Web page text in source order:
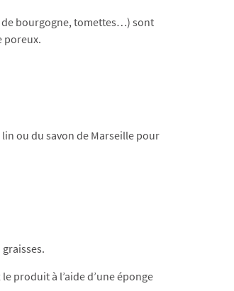
de bourgogne, tomettes…) sont
poreux.
ou du savon de Marseille pour
produit à l’aide d’une éponge